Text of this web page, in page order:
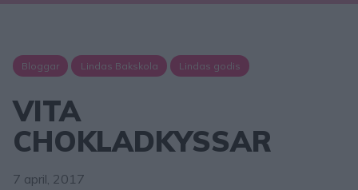
Bloggar Lindas Bakskola Lindas godis
VITA
CHOKLADKYSSAR
7 april, 2017